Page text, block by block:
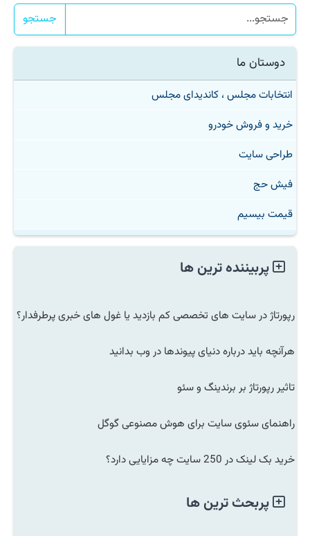
جستجو
دوستان ما
انتخابات مجلس ، کاندیدای مجلس
خرید و فروش خودرو
طراحی سایت
فیش حج
قیمت بیسیم
پربیننده ترین ها
رپورتاژ در سایت های تخصصی کم بازدید یا غول های خبری پرطرفدار؟
هرآنچه باید درباره دنیای پیوندها در وب بدانید
تاثیر رپورتاژ بر برندینگ و سئو
راهنمای سئوی سایت برای هوش مصنوعی گوگل
خرید بک لینک در 250 سایت چه مزایایی دارد؟
پربحث ترین ها